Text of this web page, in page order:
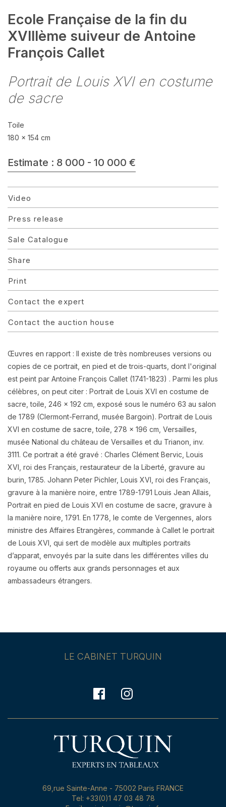
Ecole Française de la fin du
XVIIIème suiveur de Antoine
François Callet
Portrait de Louis XVI en costume
de sacre
Toile
180 x 154 cm
Estimate : 8 000 - 10 000 €
Video
Press release
Sale Catalogue
Share
Print
Contact the expert
Contact the auction house
Œuvres en rapport : Il existe de très nombreuses versions ou
copies de ce portrait, en pied et de trois-quarts, dont l'original
est peint par Antoine François Callet (1741-1823) . Parmi les plus
célèbres, on peut citer : Portrait de Louis XVI en costume de
sacre, toile, 246 x 192 cm, exposé sous le numéro 63 au salon
de 1789 (Clermont-Ferrand, musée Bargoin). Portrait de Louis
XVI en costume de sacre, toile, 278 x 196 cm, Versailles,
musée National du château de Versailles et du Trianon, inv.
3111. Ce portrait a été gravé : Charles Clément Bervic, Louis
XVI, roi des Français, restaurateur de la Liberté, gravure au
burin, 1785. Johann Peter Pichler, Louis XVI, roi des Français,
gravure à la manière noire, entre 1789-1791 Louis Jean Allais,
Portrait en pied de Louis XVI en costume de sacre, gravure à
la manière noire, 1791. En 1778, le comte de Vergennes, alors
ministre des Affaires Etrangères, commande à Callet le portrait
de Louis XVI, qui sert de modèle aux multiples portraits
d’apparat, envoyés par la suite dans les différentes villes du
royaume ou offerts aux grands personnages et aux
ambassadeurs étrangers.
LE CABINET TURQUIN
69,rue Sainte-Anne - 75002 Paris FRANCE
Tel: +33(0)1 47 03 48 78